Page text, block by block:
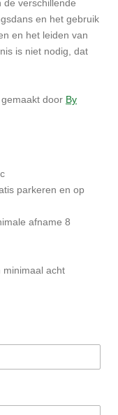
de verschillende
en het gebruik
en het leiden van
is niet nodig, dat
door By
parkeren en op
afname 8
minimaal acht